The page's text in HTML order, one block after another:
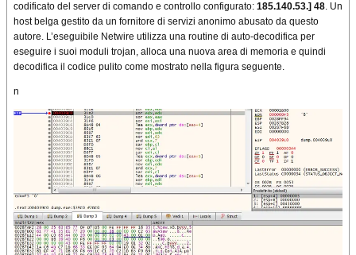
codificato del server di comando e controllo configurato: 185.140.53.] 48. Un
host belga gestito da un fornitore di servizi anonimo abusato da questo
autore. L’eseguibile Netwire utilizza una routine di auto-decodifica per
eseguire i suoi moduli trojan, alloca una nuova area di memoria e quindi
decodifica il codice pulito come mostrato nella figura seguente.
n